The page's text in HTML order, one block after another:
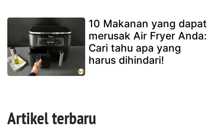
10 Makanan yang dapat
merusak Air Fryer Anda:
Cari tahu apa yang
harus dihindari!
Artikel terbaru